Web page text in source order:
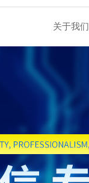
关于我们